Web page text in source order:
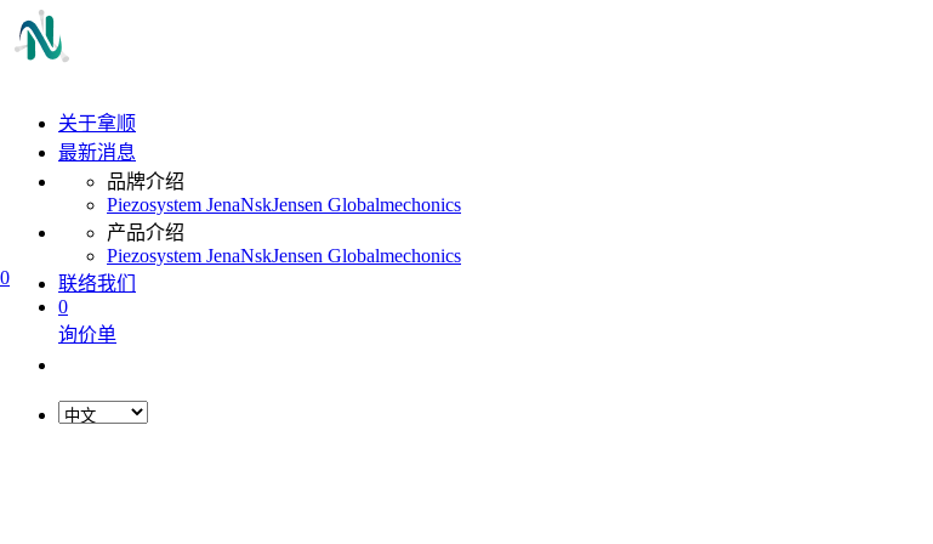
0
关于拿顺
最新消息
品牌介绍
Piezosystem JenaNskJensen Globalmechonics
产品介绍
Piezosystem JenaNskJensen Globalmechonics
联络我们
0
询价单